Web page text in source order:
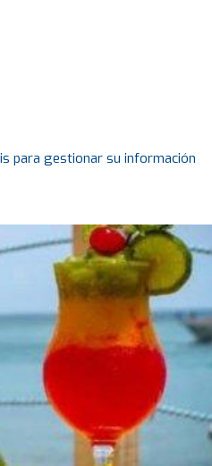
para gestionar su información